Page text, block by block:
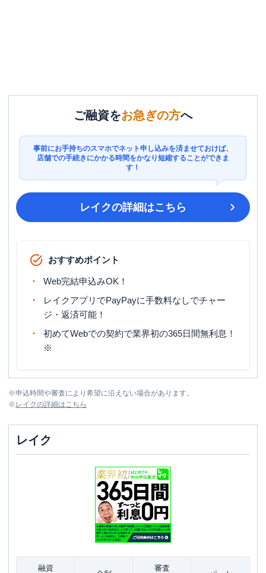
ご融資をお急ぎの方へ
事前にお手持ちのスマホでネット申し込みを済ませておけば、
店舗での手続きにかかる時間をかなり短縮することができま
す！
レイクの詳細はこちら
おすすめポイント
Web完結申込みOK！
レイクアプリでPayPayに手数料なしでチャー
ジ・返済可能！
初めてWebでの契約で業界初の365日間無利息！
※
※申込時間や審査により希望に沿えない場合があります。
※ レイクの詳細はこちら
レイク
融資 審査